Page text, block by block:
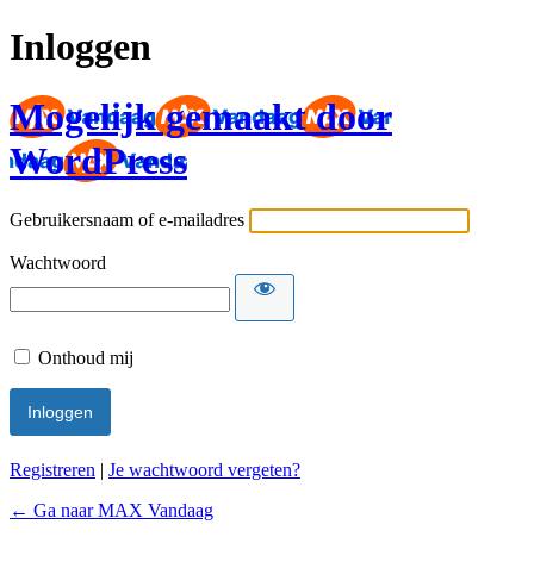
Inloggen
Mogelijk gemaakt door
WordPress
Gebruikersnaam of e-mailadres
Wachtwoord
Onthoud mij
Registreren | Je wachtwoord vergeten?
← Ga naar MAX Vandaag